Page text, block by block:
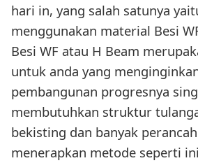
hari in, yang salah satunya
menggunakan material Besi
Besi WF atau H Beam
untuk anda yang
pembangunan progresnya
membutuhkan struktur
bekisting dan banyak
menerapkan metode seperti